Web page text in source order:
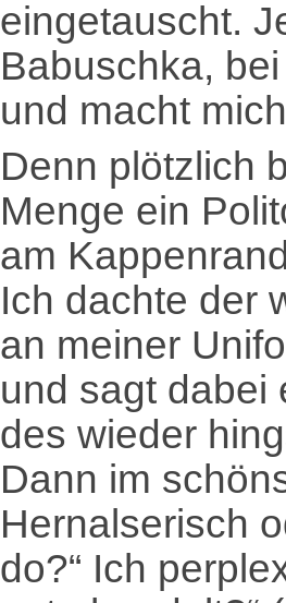
eingetauscht.
Babuschka,
und macht
Denn plötzlich
Menge ein
am
Ich dachte der
an meiner
und sagt dabei
des wieder
Dann im
Hernalserisch
do?“ Ich